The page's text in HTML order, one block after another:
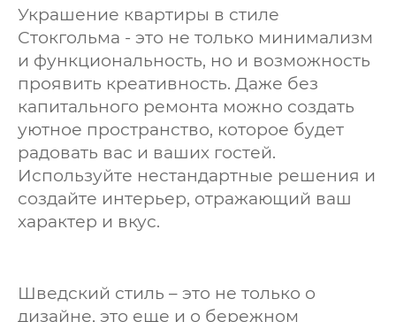
Украшение квартиры в стиле
Стокгольма - это не только минимализм
и функциональность, но и возможность
проявить креативность. Даже без
капитального ремонта можно создать
уютное пространство, которое будет
радовать вас и ваших гостей.
Используйте нестандартные решения и
создайте интерьер, отражающий ваш
характер и вкус.
Шведский стиль – это не только о
дизайне, это еще и о бережном